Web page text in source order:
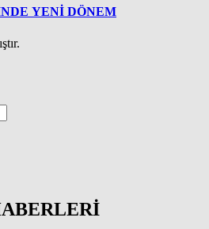
YENİ DÖNEM